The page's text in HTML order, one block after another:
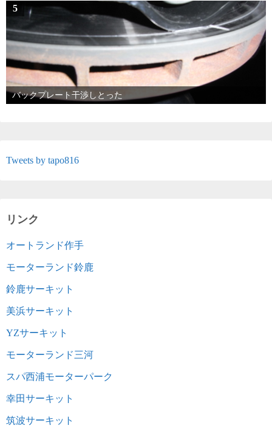
5
バックプレート干渉しとった
Tweets by tapo816
リンク
オートランド作手
モーターランド鈴鹿
鈴鹿サーキット
美浜サーキット
YZサーキット
モーターランド三河
スパ西浦モーターパーク
幸田サーキット
筑波サーキット